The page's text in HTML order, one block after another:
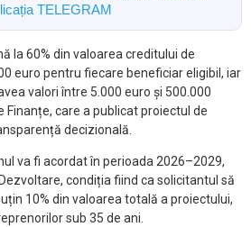
TELEGRAM
la 60% din valoarea creditului de
euro pentru fiecare beneficiar eligibil, iar
valori între 5.000 euro și 500.000
Finanțe, care a publicat proiectul de
decizională.
va fi acordat în perioada 2026–2029,
condiția fiind ca solicitantul să
10% din valoarea totală a proiectului,
sub 35 de ani.